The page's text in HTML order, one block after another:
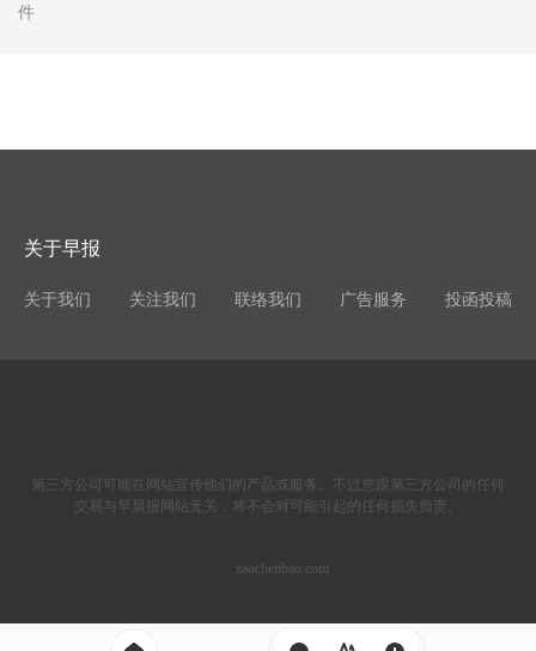
件
关于早报
关于我们 关注我们 联络我们 广告服务 投函投稿
第三方公司可能在网站宣传他们的产品或服务。不过您跟第三方公司的任何
交易与早晨报网站无关，将不会对可能引起的任何损失负责。
zaochenbao.com